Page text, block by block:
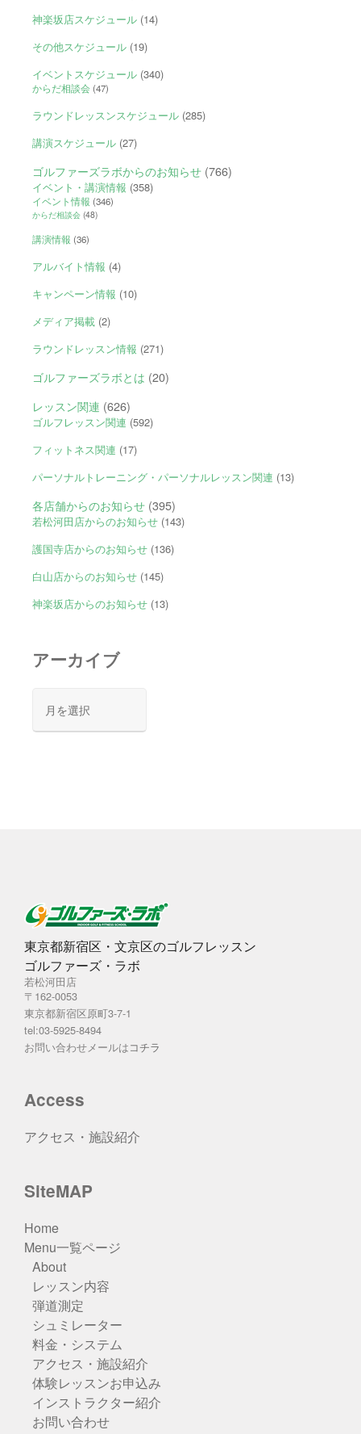
神楽坂店スケジュール(14)
その他スケジュール(19)
イベントスケジュール(340)
からだ相談会(47)
ラウンドレッスンスケジュール(285)
講演スケジュール(27)
ゴルファーズラボからのお知らせ(766)
イベント・講演情報 (358)
イベント情報 (346)
からだ相談会(48)
講演情報 (36)
アルバイト情報 (4)
キャンペーン情報 (10)
メディア掲載(2)
ラウンドレッスン情報 (271)
ゴルファーズラボとは (20)
レッスン関連 (626)
ゴルフレッスン関連 (592)
フィットネス関連 (17)
パーソナルトレーニング・パーソナルレッスン関連 (13)
各店舗からのお知らせ(395)
若松河田店からのお知らせ(143)
護国寺店からのお知らせ(136)
白山店からのお知らせ(145)
神楽坂店からのお知らせ(13)
アーカイブ
カ
東京都新宿区・文京区のゴルフレッスン
ゴルファーズ・ラボ
若松河田店
〒162-0053
東京都新宿区原町3-7-1
tel:03-5925-8494
お問い合わせメールはコチラ
Access
アクセス・施設紹介
SiteMAP
Home
Menu一覧ページ
About
レッスン内容
弾道測定
シュミレーター
料金・システム
アクセス・施設紹介
体験レッスンお申込み
インストラクター紹介
お問い合わせ